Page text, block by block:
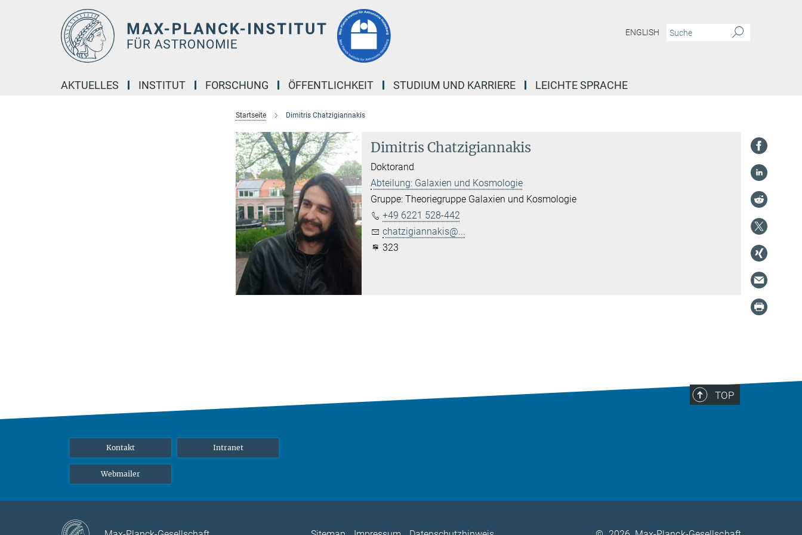
ENGLISH
AKTUELLES INSTITUT FORSCHUNG ÖFFENTLICHKEIT STUDIUM UND KARRIERE LEICHTE SPRACHE
Startseite Dimitris Chatzigiannakis
Dimitris Chatzigiannakis
Doktorand
Abteilung: Galaxien und Kosmologie
Gruppe: Theoriegruppe Galaxien und Kosmologie
+49 6221 528-442
chatzigiannakis@...
323
TOP
Kontakt Intranet
Webmailer